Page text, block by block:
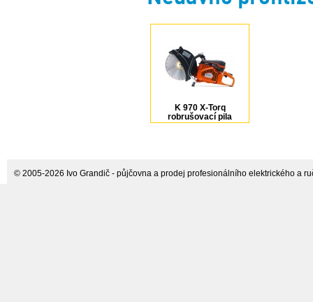
K 970 X-Torq
robrušovací pila
16"/400 mm
© 2005-2026 Ivo Grandič - půjčovna a prodej profesionálního elektrického a